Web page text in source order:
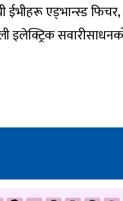
ईभीहरू एड्भान्स्ड फिचर,
इलेक्ट्रिक